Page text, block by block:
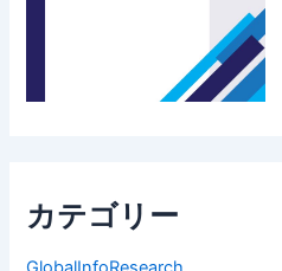
カテゴリー